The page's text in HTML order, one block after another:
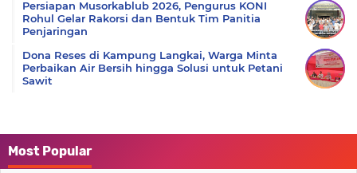
Persiapan Musorkablub 2026, Pengurus KONI
Rohul Gelar Rakorsi dan Bentuk Tim Panitia
Penjaringan
Dona Reses di Kampung Langkai, Warga Minta
Perbaikan Air Bersih hingga Solusi untuk Petani
Sawit
Most Popular